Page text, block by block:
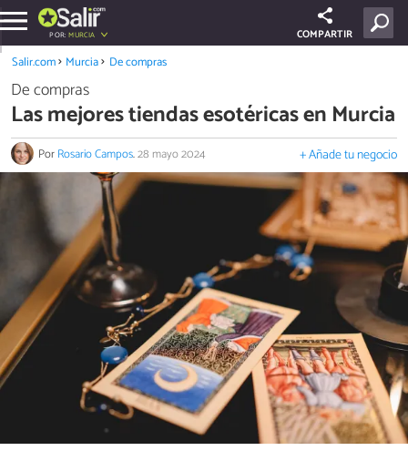
POR:MURCIA COMPARTIR
Salir.com Murcia De compras
De compras
Las mejores tiendas esotéricas en Murcia
PorRosario Campos.28 mayo 2024 + Añade tu negocio